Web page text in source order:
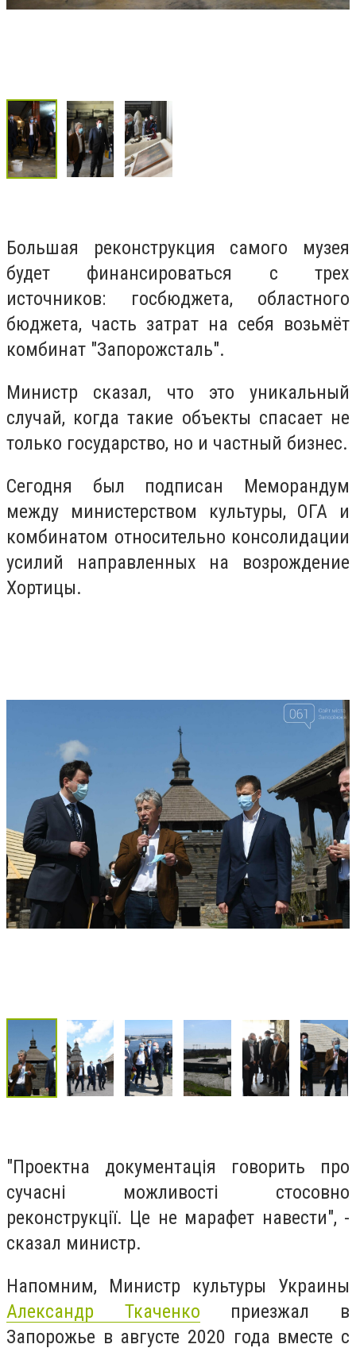
Большая реконструкция самого музея
будет финансироваться с трех
источников: госбюджета, областного
бюджета, часть затрат на себя возьмёт
комбинат "Запорожсталь".
Министр сказал, что это уникальный
случай, когда такие объекты спасает не
только государство, но и частный бизнес.
Сегодня был подписан Меморандум
между министерством культуры, ОГА и
комбинатом относительно консолидации
усилий направленных на возрождение
Хортицы.
"Проектна документація говорить про
сучасні можливості стосовно
реконструкції. Це не марафет навести", -
сказал министр.
Напомним, Министр культуры Украины
Александр Ткаченко приезжал в
Запорожье в августе 2020 года вместе с